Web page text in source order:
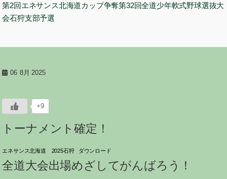
第2回エネサンス北海道カップ争奪第32回全道少年軟式野球選抜大
会石狩支部予選
06 8月 2025
+9
トーナメント確定！
エネサンス北海道 2025石狩 ダウンロード
全道大会出場めざしてがんばろう！